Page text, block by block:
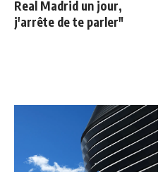
Real Madrid un jour,
j'arrête de te parler"